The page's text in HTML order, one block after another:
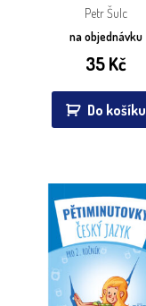
Petr Šulc
na objednávku
35Kč
Do košíku